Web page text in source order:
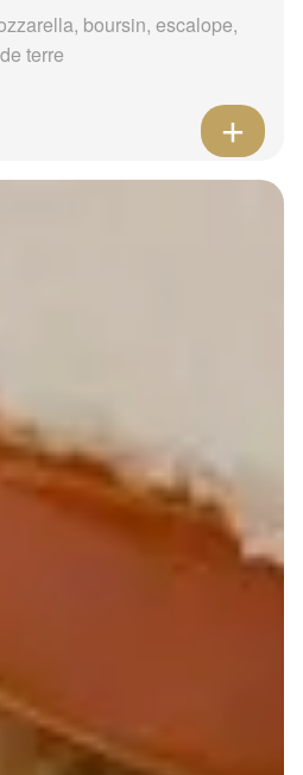
boursin, escalope,
terre